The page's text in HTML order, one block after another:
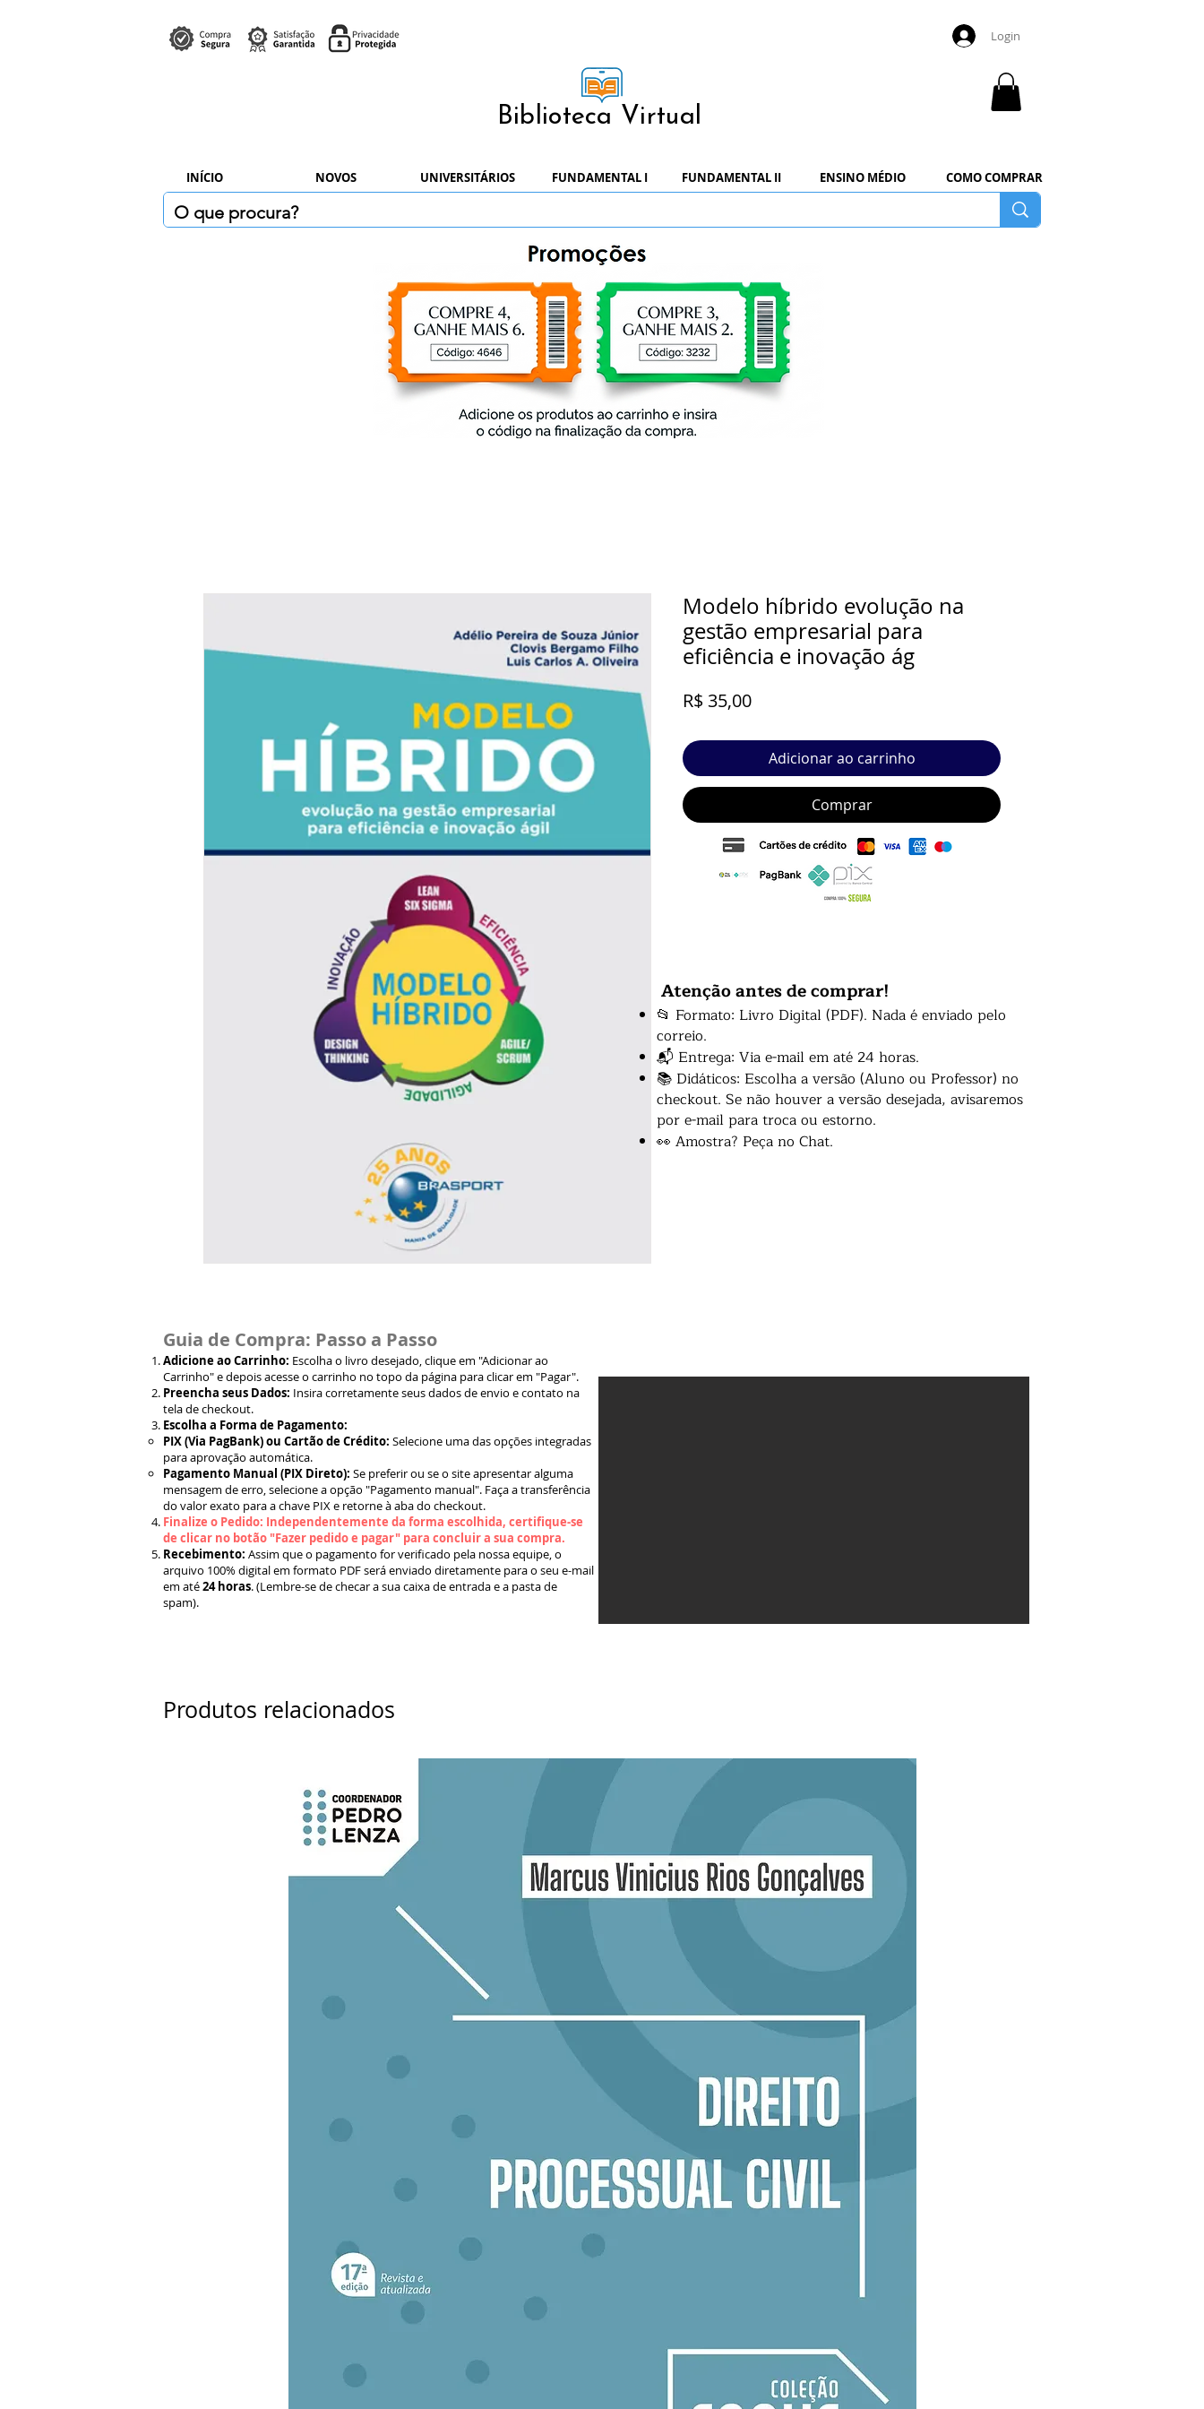
Login
Biblioteca Virtual
INÍCIO NOVOS UNIVERSITÁRIOS FUNDAMENTAL I FUNDAMENTAL II ENSINO MÉDIO COMO COMPRAR
Modelo híbrido evolução na
gestão empresarial para
eficiência e inovação ág
R$ 35,00Preço
Adicionar ao carrinho
Comprar
Atenção antes de comprar!
📂 Formato: Livro Digital (PDF). Nada é enviado pelo
correio.
📬 Entrega: Via e-mail em até 24 horas.
📚 Didáticos: Escolha a versão (Aluno ou Professor) no
checkout. Se não houver a versão desejada, avisaremos
por e-mail para troca ou estorno.
👀 Amostra? Peça no Chat.
Guia de Compra: Passo a Passo
Adicione ao Carrinho: Escolha o livro desejado, clique em "Adicionar ao
Carrinho" e depois acesse o carrinho no topo da página para clicar em "Pagar".
Preencha seus Dados: Insira corretamente seus dados de envio e contato na
tela de checkout.
Escolha a Forma de Pagamento:
PIX (Via PagBank) ou Cartão de Crédito: Selecione uma das opções integradas
para aprovação automática.
Pagamento Manual (PIX Direto): Se preferir ou se o site apresentar alguma
mensagem de erro, selecione a opção "Pagamento manual". Faça a transferência
do valor exato para a chave PIX e retorne à aba do checkout.
Finalize o Pedido: Independentemente da forma escolhida, certifique-se
de clicar no botão "Fazer pedido e pagar" para concluir a sua compra.
Recebimento: Assim que o pagamento for verificado pela nossa equipe, o
arquivo 100% digital em formato PDF será enviado diretamente para o seu e-mail
em até24 horas. (Lembre-se de checar a sua caixa de entrada e a pasta de
spam).
Produtos relacionados